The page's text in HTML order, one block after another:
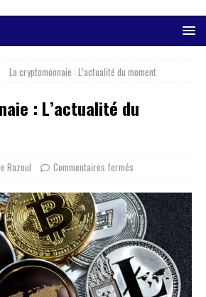
La cryptomonnaie : L’actualité du moment
: L’actualité du
Razoul Commentaires fermés